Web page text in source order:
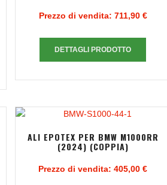
Prezzo di vendita: 711,90 €
DETTAGLI PRODOTTO
ALI EPOTEX PER BMW M1000RR
(2024) (COPPIA)
Prezzo di vendita:405,00 €